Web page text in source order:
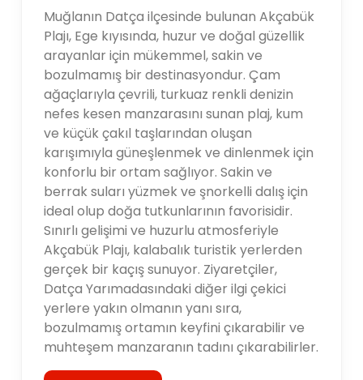
Muğlanın Datça ilçesinde bulunan Akçabük
Plajı, Ege kıyısında, huzur ve doğal güzellik
arayanlar için mükemmel, sakin ve
bozulmamış bir destinasyondur. Çam
ağaçlarıyla çevrili, turkuaz renkli denizin
nefes kesen manzarasını sunan plaj, kum
ve küçük çakıl taşlarından oluşan
karışımıyla güneşlenmek ve dinlenmek için
konforlu bir ortam sağlıyor. Sakin ve
berrak suları yüzmek ve şnorkelli dalış için
ideal olup doğa tutkunlarının favorisidir.
Sınırlı gelişimi ve huzurlu atmosferiyle
Akçabük Plajı, kalabalık turistik yerlerden
gerçek bir kaçış sunuyor. Ziyaretçiler,
Datça Yarımadasındaki diğer ilgi çekici
yerlere yakın olmanın yanı sıra,
bozulmamış ortamın keyfini çıkarabilir ve
muhteşem manzaranın tadını çıkarabilirler.